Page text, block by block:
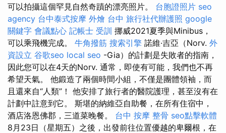
可以拍攝這個罕見自然奇蹟的漂亮照片。 台胞證照片 seo
agency 台中泰式按摩 外燴 台中 旅行社代辦護照 google
關鍵字 會議點心 記帳士 受訓 挪威2021夏季與Minibus，
可以乘飛機完成。 牛角撥筋 搜索引擎 諾維·吉亞（Norv. 外
資設立 谷歌seo local seo -Gia）的計劃是失敗者的指南，
因此您可以在4天的Norv. 通常，即使有可能，我們也不再
希望天氣。 他鍛造了兩個時間小組，不僅是團體領袖，而
且還來自“人類”！ 他安排了旅行者的醫院護理，甚至沒有在
計劃中註意到它。 斯堪的納維亞自助餐，在所有住宿中，
酒店洛恩佛郡，三道菜晚餐。 台中 按摩 整骨 seo點擊軟體
8月23日（星期五）之後，出發前往位置優越的卑爾根，在